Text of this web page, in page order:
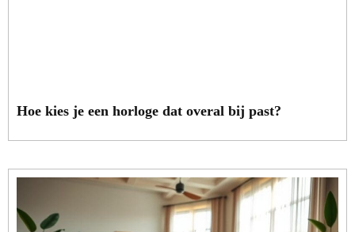
Hoe kies je een horloge dat overal bij past?